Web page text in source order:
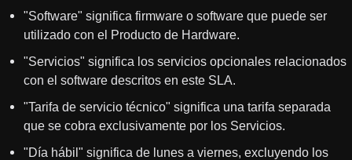
"Software" significa firmware o software que puede ser
utilizado con el Producto de Hardware.
"Servicios" significa los servicios opcionales relacionados
con el software descritos en este SLA.
"Tarifa de servicio técnico" significa una tarifa separada
que se cobra exclusivamente por los Servicios.
"Día hábil" significa de lunes a viernes, excluyendo los